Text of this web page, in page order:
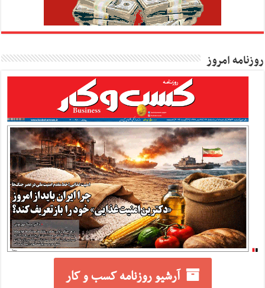
روزنامه امروز
آرشیو روزنامه کسب و کار